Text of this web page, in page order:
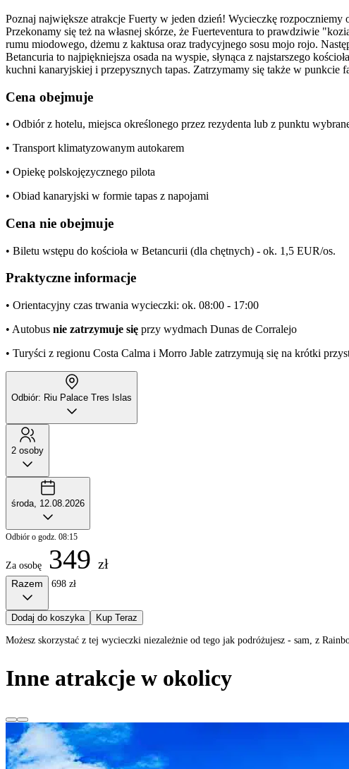
Poznaj największe atrakcje Fuerty w jeden dzień! Wycieczkę
Przekonamy się też na własnej skórze, że Fuerteventura to prawdziwie
rumu miodowego, dżemu z kaktusa oraz tradycyjnego sosu mojo rojo.
Betancuria to najpiękniejsza osada na wyspie, słynąca z najstarszego
kuchni kanaryjskiej i przepysznych tapas. Zatrzymamy się także w
Cena obejmuje
• Odbiór z hotelu, miejsca określonego przez rezydenta lub z punktu
• Transport klimatyzowanym autokarem
• Opiekę polskojęzycznego pilota
• Obiad kanaryjski w formie tapas z napojami
Cena nie obejmuje
• Biletu wstępu do kościoła w Betancurii (dla chętnych) - ok. 1,5 EUR/os.
Praktyczne informacje
• Orientacyjny czas trwania wycieczki: ok. 08:00 - 17:00
• Autobus nie zatrzymuje się przy wydmach Dunas de Corralejo
• Turyści z regionu Costa Calma i Morro Jable zatrzymują się na krótki
Odbiór: Riu Palace Tres Islas
2 osoby
środa, 12.08.2026
Odbiór o godz. 08:15
Za osobę 349 zł
Razem 698 zł
Dodaj do koszyka Kup Teraz
Możesz skorzystać z tej wycieczki niezależnie od tego jak podróżujesz - sam, z
Inne atrakcje w okolicy